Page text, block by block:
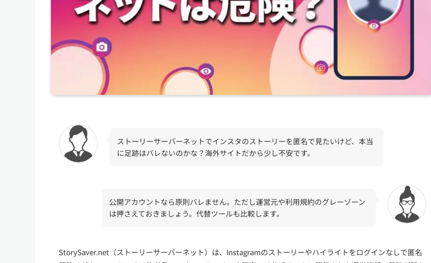
ストーリーサーバーネットでインスタのストーリーを匿名で見たいけど、本当
に足跡はバレないのかな？海外サイトだから少し不安です。
公開アカウントなら原則バレません。ただし運営元や利用規約のグレーゾーン
は押さえておきましょう。代替ツールも比較します。
StorySaver.net（ストーリーサーバーネット）は、Instagramのストーリーやハイライトをログインなしで匿名